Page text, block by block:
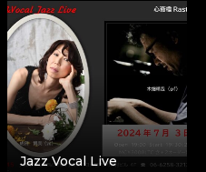
Jazz Vocal Live